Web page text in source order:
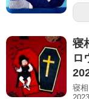
寝
ロ
寝